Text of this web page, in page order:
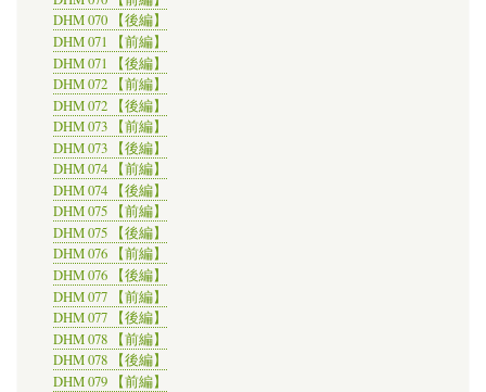
DHM 070 【後編】
DHM 071 【前編】
DHM 071 【後編】
DHM 072 【前編】
DHM 072 【後編】
DHM 073 【前編】
DHM 073 【後編】
DHM 074 【前編】
DHM 074 【後編】
DHM 075 【前編】
DHM 075 【後編】
DHM 076 【前編】
DHM 076 【後編】
DHM 077 【前編】
DHM 077 【後編】
DHM 078 【前編】
DHM 078 【後編】
DHM 079 【前編】